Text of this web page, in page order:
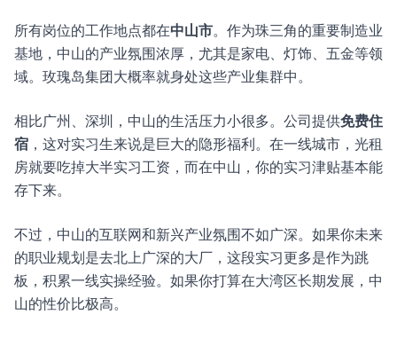
所有岗位的工作地点都在中山市。作为珠三角的重要制造业
基地，中山的产业氛围浓厚，尤其是家电、灯饰、五金等领
域。玫瑰岛集团大概率就身处这些产业集群中。
相比广州、深圳，中山的生活压力小很多。公司提供免费住
宿 ，这对实习生来说是巨大的隐形福利。在一线城市，光租
房就要吃掉大半实习工资，而在中山，你的实习津贴基本能
存下来。
不过，中山的互联网和新兴产业氛围不如广深。如果你未来
的职业规划是去北上广深的大厂，这段实习更多是作为跳
板，积累一线实操经验。如果你打算在大湾区长期发展，中
山的性价比极高。